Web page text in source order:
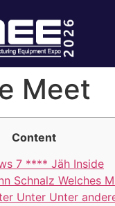
Meet
Content
7 **** Jäh Inside
Schnalz Welches
Unter Unter